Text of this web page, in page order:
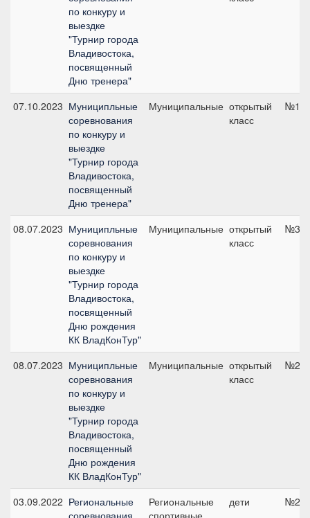
по конкуру и
выездке
"Турнир города
Владивостока,
посвященный
Дню тренера"
07.10.2023 Муниципльные
соревнования
по конкуру и
выездке
"Турнир города
Владивостока,
посвященный
Дню тренера"
Муниципальные открытый
класс
№1,
08.07.2023 Муниципльные
соревнования
по конкуру и
выездке
"Турнир города
Владивостока,
посвященный
Дню рождения
КК ВладКонТур"
Муниципальные открытый
класс
№3,
08.07.2023 Муниципльные
соревнования
по конкуру и
выездке
"Турнир города
Владивостока,
посвященный
Дню рождения
КК ВладКонТур"
Муниципальные открытый
класс
№2,
03.09.2022 Региональные
соревнования
Региональные
спортивные
дети №2,